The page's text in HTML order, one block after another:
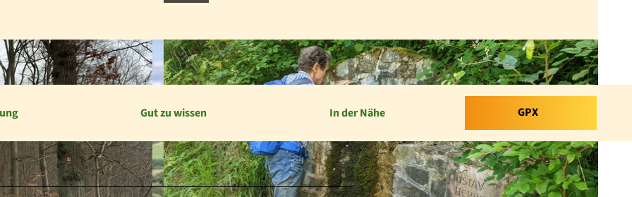
Gut zu wissen In der Nähe GPX